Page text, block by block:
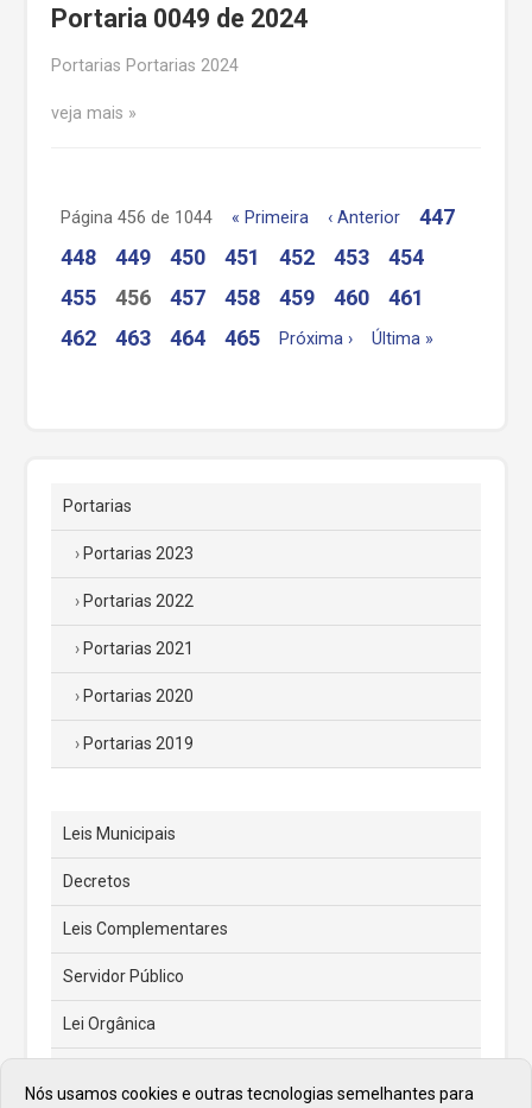
Portaria 0049 de 2024
Portarias Portarias 2024
veja mais
Página 456 de 1044 « Primeira ‹ Anterior
447
448
449 450 451 452 453
454
455
456 457 458 459 460
461
462
463 464 465 Próxima › Última »
Portarias
Portarias 2023
Portarias 2022
Portarias 2021
Portarias 2020
Portarias 2019
Leis Municipais
Decretos
Leis Complementares
Servidor Público
Lei Orgânica
Nós usamos cookies e outras tecnologias semelhantes para